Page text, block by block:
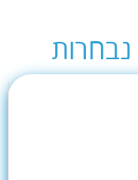
נבחרות